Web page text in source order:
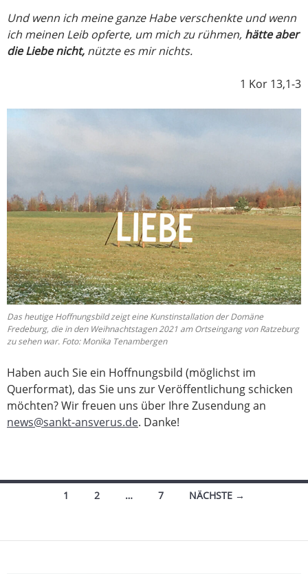
Und wenn ich meine ganze Habe verschenkte und wenn
ich meinen Leib opferte, um mich zu rühmen, hätte aber
die Liebe nicht, nützte es mir nichts.
1 Kor 13,1-3
Das heutige Hoffnungsbild zeigt eine Kunstinstallation der Domäne
Fredeburg, die in den Weihnachtstagen 2021 am Ortseingang von Ratzeburg
zu sehen war. Foto: Monika Tenambergen
Haben auch Sie ein Hoffnungsbild (möglichst im
Querformat), das Sie uns zur Veröffentlichung schicken
möchten? Wir freuen uns über Ihre Zusendung an
news@sankt-ansverus.de. Danke!
Beitragsnavigation
1 2 … 7 NÄCHSTE →